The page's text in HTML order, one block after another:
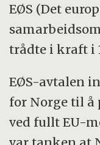
EØS (Det
trådte i kraft i
EØS-avtalen
for Norge til å
ved fullt EU-